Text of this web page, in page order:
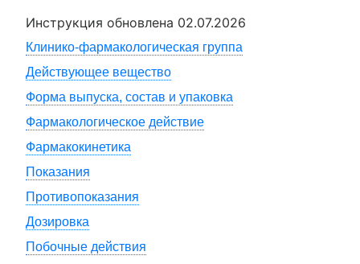
Инструкция обновлена 02.07.2026
Клинико-фармакологическая группа
Действующее вещество
Форма выпуска, состав и упаковка
Фармакологическое действие
Фармакокинетика
Показания
Противопоказания
Дозировка
Побочные действия